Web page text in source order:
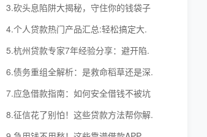
3.砍头息陷阱大揭秘，守住你的钱袋子
4.个人贷款热门产品汇总:轻松搞定大.
5.杭州贷款专家7年经验分享：避开陷.
6.债务重组全解析：是救命稻草还是深.
7.应急借款指南：如何安全借钱不被坑
8.征信花了别怕！这些贷款方法帮你解.